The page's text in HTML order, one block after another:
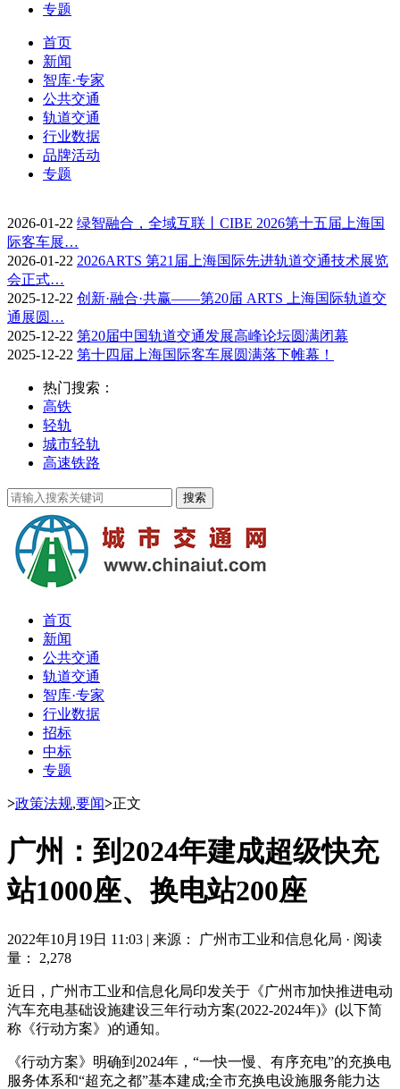
专题
首页
新闻
智库·专家
公共交通
轨道交通
行业数据
品牌活动
专题
2026-01-22 绿智融合，全域互联丨CIBE 2026第十五届上海国
际客车展…
2026-01-22 2026ARTS 第21届上海国际先进轨道交通技术展览
会正式…
2025-12-22 创新·融合·共赢——第20届 ARTS 上海国际轨道交
通展圆…
2025-12-22 第20届中国轨道交通发展高峰论坛圆满闭幕
2025-12-22 第十四届上海国际客车展圆满落下帷幕！
热门搜索：
高铁
轻轨
城市轻轨
高速铁路
首页
新闻
公共交通
轨道交通
智库·专家
行业数据
招标
中标
专题
>政策法规,要闻>正文
广州：到2024年建成超级快充
站1000座、换电站200座
2022年10月19日 11:03 | 来源： 广州市工业和信息化局 · 阅读
量： 2,278
近日，广州市工业和信息化局印发关于《广州市加快推进电动
汽车充电基础设施建设三年行动方案(2022-2024年)》(以下简
称《行动方案》)的通知。
《行动方案》明确到2024年，“一快一慢、有序充电”的充换电
服务体系和“超充之都”基本建成;全市充换电设施服务能力达